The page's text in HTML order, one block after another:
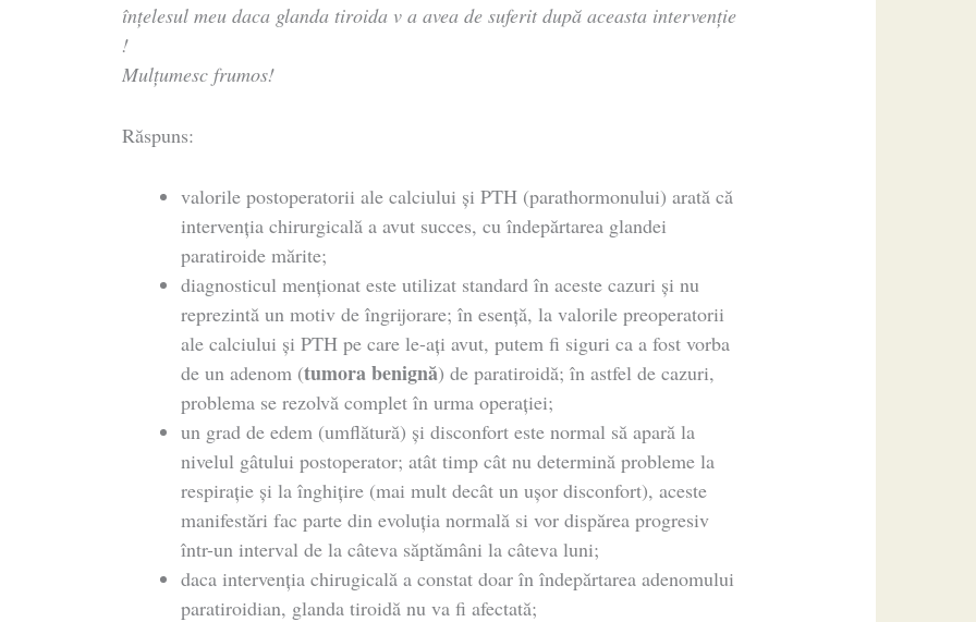
înțelesul meu daca glanda tiroida v a avea de suferit după aceasta intervenție
!
Mulțumesc frumos!
Răspuns:
valorile postoperatorii ale calciului și PTH (parathormonului) arată că
intervenția chirurgicală a avut succes, cu îndepărtarea glandei
paratiroide mărite;
diagnosticul menționat este utilizat standard în aceste cazuri și nu
reprezintă un motiv de îngrijorare; în esență, la valorile preoperatorii
ale calciului și PTH pe care le-ați avut, putem fi siguri ca a fost vorba
de un adenom (tumora benignă) de paratiroidă; în astfel de cazuri,
problema se rezolvă complet în urma operației;
un grad de edem (umflătură) și disconfort este normal să apară la
nivelul gâtului postoperator; atât timp cât nu determină probleme la
respirație și la înghițire (mai mult decât un ușor disconfort), aceste
manifestări fac parte din evoluția normală si vor dispărea progresiv
într-un interval de la câteva săptămâni la câteva luni;
daca intervenția chirugicală a constat doar în îndepărtarea adenomului
paratiroidian, glanda tiroidă nu va fi afectată;